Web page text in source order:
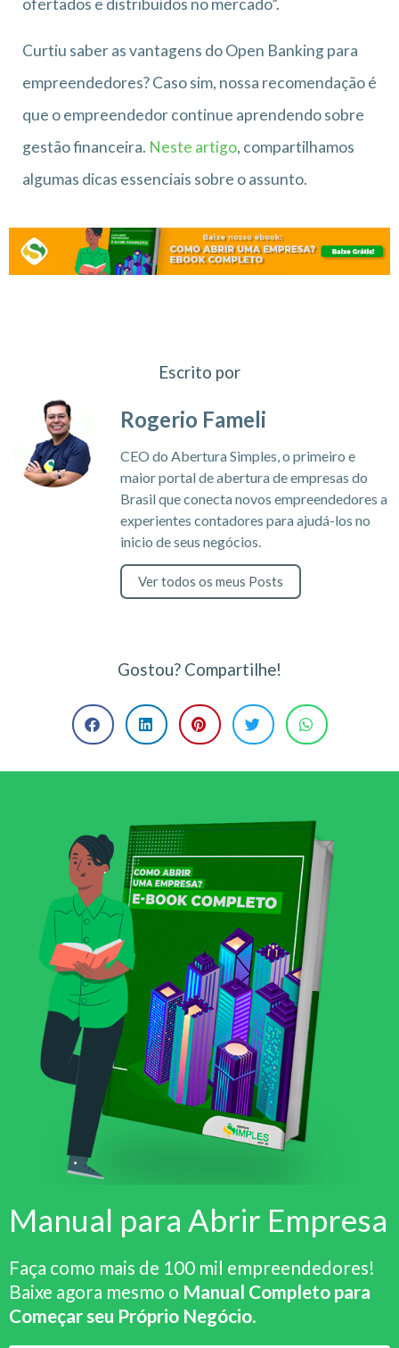
ofertados e distribuídos no mercado”.
Curtiu saber as vantagens do Open Banking para
empreendedores? Caso sim, nossa recomendação é
que o empreendedor continue aprendendo sobre
gestão financeira. Neste artigo, compartilhamos
algumas dicas essenciais sobre o assunto.
Escrito por
Rogerio Fameli
CEO do Abertura Simples, o primeiro e
maior portal de abertura de empresas do
Brasil que conecta novos empreendedores a
experientes contadores para ajudá-los no
inicio de seus negócios.
Ver todos os meus Posts
Gostou? Compartilhe!
Manual para Abrir Empresa
Faça como mais de 100 mil empreendedores!
Baixe agora mesmo o Manual Completo para
Começar seu Próprio Negócio.